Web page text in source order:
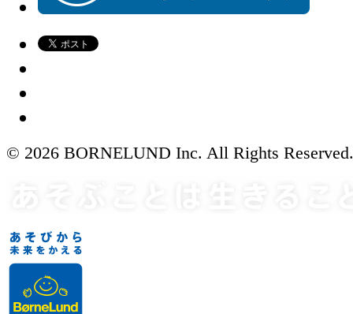
© 2026 BORNELUND Inc. All Rights Reserved.